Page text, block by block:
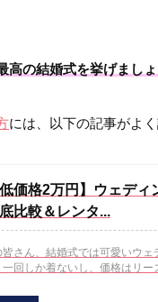
の結婚式を挙げましょ
には、以下の記事がよく
低価格2万円】ウェデ
比較＆レンタ...
皆さん、結婚式では可愛いウ
一回しか着ないし、価格はリ